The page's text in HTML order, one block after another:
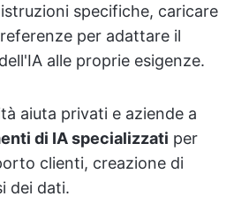
specifiche, caricare
per adattare il
alle proprie esigenze.
aiuta privati e aziende a
di IA specializzati per
clienti, creazione di
dei dati.